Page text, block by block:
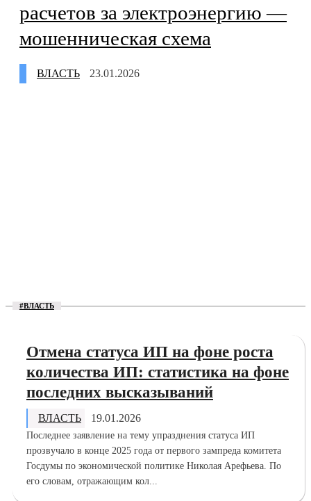
расчетов за электроэнергию —
мошенническая схема
ВЛАСТЬ 23.01.2026
#ВЛАСТЬ
Отмена статуса ИП на фоне роста
количества ИП: статистика на фоне
последних высказываний
ВЛАСТЬ 19.01.2026
Последнее заявление на тему упразднения статуса ИП
прозвучало в конце 2025 года от первого зампреда комитета
Госдумы по экономической политике Николая Арефьева. По
его словам, отражающим кол...